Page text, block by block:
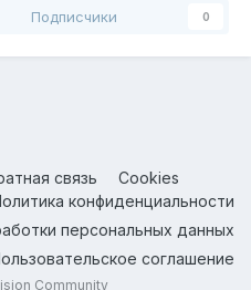
Подписчики 0
связь
Cookies
конфиденциальности
персональных данных
соглашение
Community